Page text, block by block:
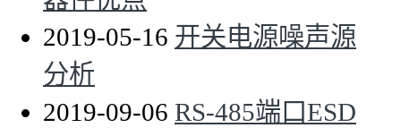
2019-05-16 开关电源噪声源
分析
2019-09-06 RS-485端口ESD